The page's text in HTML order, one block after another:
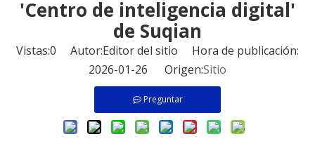
'Centro de inteligencia digital'
de Suqian
Vistas:0 Autor:Editor del sitio Hora de publicación:
2026-01-26 Origen:Sitio
Preguntar